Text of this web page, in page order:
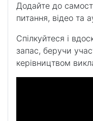
Додайте до
питання, відео та
Спілкуйтеся і
запас, беручи
керівництвом